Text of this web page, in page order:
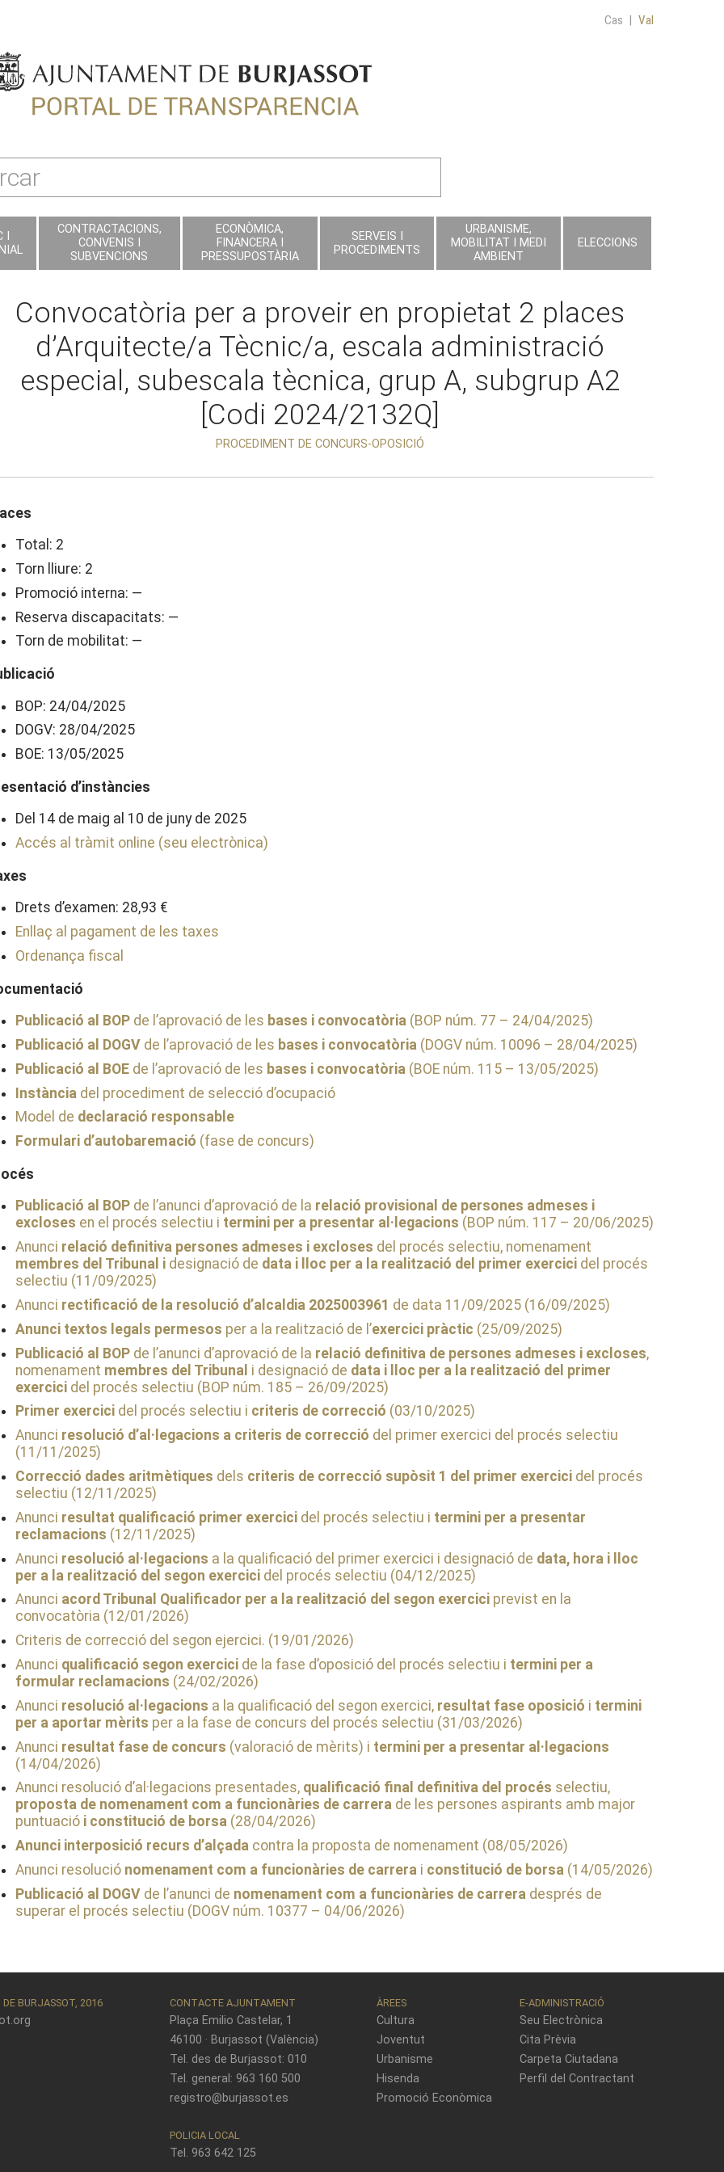
Cas | Val
CONTRACTACIONS,
CONVENIS I
SUBVENCIONS
ECONÒMICA,
FINANCERA I
PRESSUPOSTÀRIA
SERVEIS I
PROCEDIMENTS
URBANISME,
MOBILITAT I MEDI
AMBIENT
ELECCIONS
Convocatòria per a proveir en propietat 2 places
d’Arquitecte/a Tècnic/a, escala administració
especial, subescala tècnica, grup A, subgrup A2
[Codi 2024/2132Q]
PROCEDIMENT DE CONCURS-OPOSICIÓ
Total: 2
Torn lliure: 2
Promoció interna: —
Reserva discapacitats: —
Torn de mobilitat: —
BOP: 24/04/2025
DOGV: 28/04/2025
BOE: 13/05/2025
d’instàncies
Del 14 de maig al 10 de juny de 2025
Accés al tràmit online (seu electrònica)
Drets d’examen: 28,93 €
Enllaç al pagament de les taxes
Ordenança fiscal
Publicació al BOPde l’aprovació de les bases i convocatòria(BOP núm. 77 – 24/04/2025)
Publicació al DOGVde l’aprovació de les bases i convocatòria(DOGV núm. 10096 – 28/04/2025)
Publicació al BOEde l’aprovació de les bases i convocatòria (BOE núm. 115 – 13/05/2025)
Instància del procediment de selecció d’ocupació
Model de declaració responsable
Formulari d’autobaremació (fase de concurs)
Publicació al BOPde l’anunci d’aprovació de la relació provisional de persones admeses i
excloses en el procés selectiu i termini per a presentar al·legacions (BOP núm. 117 – 20/06/2025)
Anunci relació definitiva persones admeses i excloses del procés selectiu, nomenament
membres del Tribunal idesignació de data i lloc per a la realització del primer exercicidel procés
selectiu (11/09/2025)
Anunci rectificació de la resolució d’alcaldia 2025003961 de data 11/09/2025 (16/09/2025)
Anunci textos legals permesos per a la realització de l’exercici pràctic (25/09/2025)
Publicació al BOPde l’anunci d’aprovació de la relació definitiva de persones admeses i excloses,
nomenament membres del Tribunal i designació de data i lloc per a la realització del primer
exercicidel procés selectiu (BOP núm. 185 – 26/09/2025)
Primer exercicidel procés selectiu i criteris de correcció (03/10/2025)
Anunci resolució d’al·legacions a criteris de correcció del primer exercici del procés selectiu
(11/11/2025)
Correcció dades aritmètiques dels criteris de correcció supòsit 1 del primer exercicidel procés
selectiu (12/11/2025)
Anunci resultat qualificació primer exercicidel procés selectiu i termini per a presentar
reclamacions (12/11/2025)
Anunci resolució al·legacions a la qualificació del primer exercici i designació de data, hora i lloc
per a la realització del segon exercicidel procés selectiu (04/12/2025)
Anunci acord Tribunal Qualificador per a la realització del segon exerciciprevist en la
convocatòria (12/01/2026)
Criteris de correcció del segon ejercici. (19/01/2026)
Anunci qualificació segon exercicide la fase d’oposició del procés selectiu i termini per a
formular reclamacions (24/02/2026)
Anunci resolució al·legacions a la qualificació del segon exercici, resultat fase oposició i termini
per a aportar mèrits per a la fase de concurs del procés selectiu (31/03/2026)
Anunci resultat fase de concurs (valoració de mèrits) i termini per a presentar al·legacions
(14/04/2026)
Anunci resolució d’al·legacions presentades, qualificació final definitiva del procés selectiu,
proposta de nomenament com a funcionàries de carrerade les persones aspirants amb major
puntuació i constitució de borsa(28/04/2026)
Anunci interposició recurs d’alçadacontra la proposta de nomenament (08/05/2026)
Anunci resolució nomenament com a funcionàries de carrera i constitució de borsa (14/05/2026)
Publicació al DOGVde l’anunci de nomenament com a funcionàries de carrera després de
superar el procés selectiu (DOGV núm. 10377 – 04/06/2026)
BURJASSOT, 2016 CONTACTE AJUNTAMENT
Plaça Emilio Castelar, 1
46100 · Burjassot (València)
Tel. des de Burjassot: 010
Tel. general: 963 160 500
registro@burjassot.es
POLICIA LOCAL
Tel. 963 642 125
ÀREES
Cultura
Joventut
Urbanisme
Hisenda
Promoció Econòmica
E-ADMINISTRACIÓ
Seu Electrònica
Cita Prèvia
Carpeta Ciutadana
Perfil del Contractant